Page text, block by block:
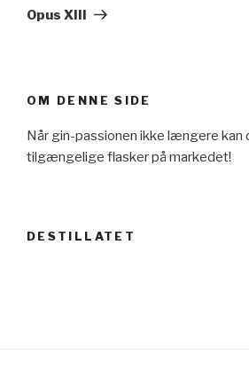
Post
Opus XIII
OM DENNE SIDE
Når gin-passionen ikke længere kan
tilgængelige flasker på markedet!
DESTILLATET